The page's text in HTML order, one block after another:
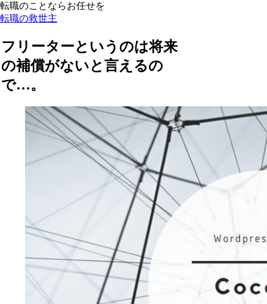
転職のことならお任せを
転職の救世主
フリーターというのは将来
の補償がないと言えるの
で…。